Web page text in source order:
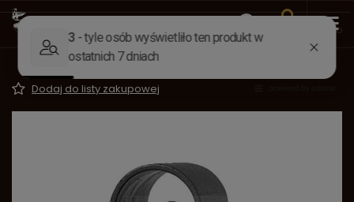
Strona główna Części do broni Przyrządy
Muszka tunelowa USA 451
Dodaj do listy zakupowej